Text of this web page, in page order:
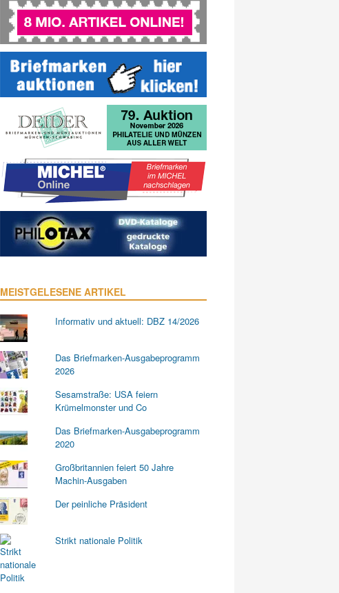
MEISTGELESENE ARTIKEL
Informativ und aktuell: DBZ 14/2026
Das Briefmarken-Ausgabeprogramm
2026
Sesamstraße: USA feiern
Krümelmonster und Co
Das Briefmarken-Ausgabeprogramm
2020
Großbritannien feiert 50 Jahre
Machin-Ausgaben
Der peinliche Präsident
Strikt nationale Politik